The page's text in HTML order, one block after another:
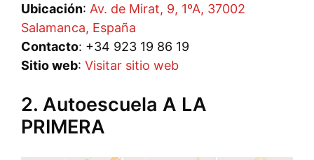
Ubicación: Av. de Mirat, 9, 1ºA, 37002
Salamanca, España
Contacto: +34 923 19 86 19
Sitio web: Visitar sitio web
2. Autoescuela A LA
PRIMERA